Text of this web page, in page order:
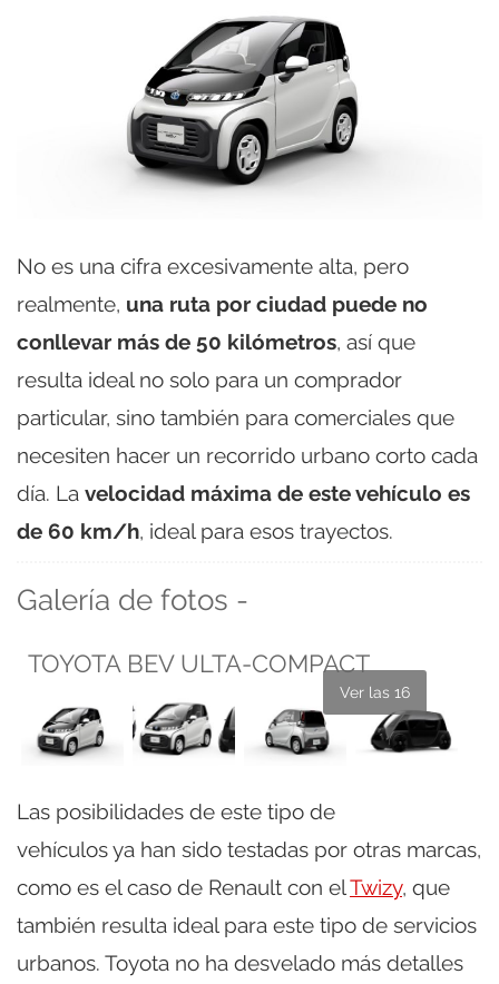
No es una cifra excesivamente alta, pero
realmente, una ruta por ciudad puede no
conllevar más de 50 kilómetros, así que
resulta ideal no solo para un comprador
particular, sino también para comerciales que
necesiten hacer un recorrido urbano corto cada
día. La velocidad máxima de este vehículo es
de 60 km/h, ideal para esos trayectos.
Galería de fotos -
TOYOTA BEV ULTA-COMPACT
Ver las 16
Las posibilidades de este tipo de
vehículos ya han sido testadas por otras marcas,
como es el caso de Renault con elTwizy, que
también resulta ideal para este tipo de servicios
urbanos. Toyota no ha desvelado más detalles